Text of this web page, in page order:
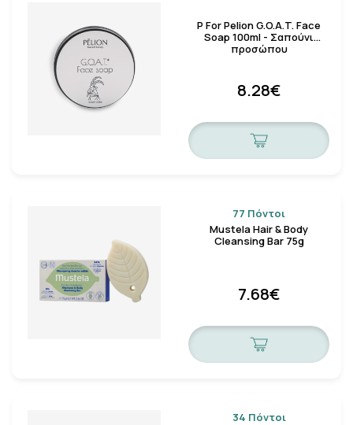
P For Pelion G.O.A.T. Face
Soap 100ml - Σαπούνι
προσώπου
8.28€
77 Πόντοι
Mustela Hair & Body
Cleansing Bar 75g
7.68€
34 Πόντοι